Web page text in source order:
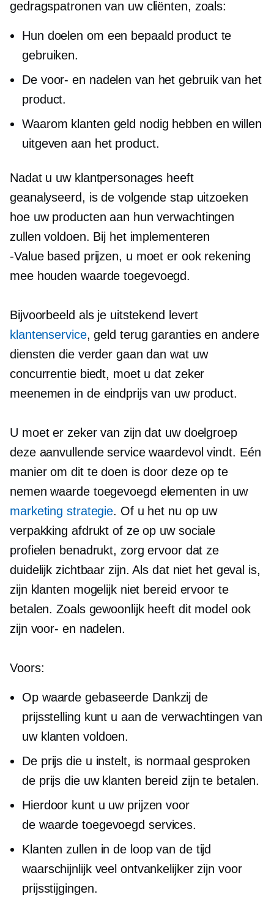
gedragspatronen van uw cliënten, zoals:
Hun doelen om een ​​bepaald product te
gebruiken.
De voor- en nadelen van het gebruik van het
product.
Waarom klanten geld nodig hebben en willen
uitgeven aan het product.
Nadat u uw klantpersonages heeft
geanalyseerd, is de volgende stap uitzoeken
hoe uw producten aan hun verwachtingen
zullen voldoen. Bij het implementeren
-Value based prijzen, u moet er ook rekening
mee houden waarde toegevoegd.
Bijvoorbeeld als je uitstekend levert
klantenservice,geld terug garanties en andere
diensten die verder gaan dan wat uw
concurrentie biedt, moet u dat zeker
meenemen in de eindprijs van uw product.
U moet er zeker van zijn dat uw doelgroep
deze aanvullende service waardevol vindt. Eén
manier om dit te doen is door deze op te
nemenwaarde toegevoegd elementen in uw
marketing strategie. Of u het nu op uw
verpakking afdrukt of ze op uw sociale
profielen benadrukt, zorg ervoor dat ze
duidelijk zichtbaar zijn. Als dat niet het geval is,
zijn klanten mogelijk niet bereid ervoor te
betalen. Zoals gewoonlijk heeft dit model ook
zijn voor- en nadelen.
Voors:
Op waarde gebaseerde Dankzij de
prijsstelling kunt u aan de verwachtingen van
uw klanten voldoen.
De prijs die u instelt, is normaal gesproken
de prijs die uw klanten bereid zijn te betalen.
Hierdoor kunt u uw prijzen voor
de waarde toegevoegd services.
Klanten zullen in de loop van de tijd
waarschijnlijk veel ontvankelijker zijn voor
prijsstijgingen.